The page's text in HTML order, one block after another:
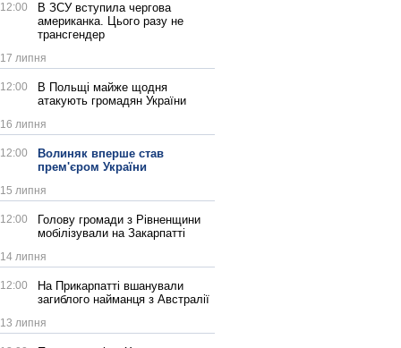
12:00
В ЗСУ вступила чергова
американка. Цього разу не
трансгендер
17 липня
12:00
В Польщі майже щодня
атакують громадян України
16 липня
12:00
Волиняк вперше став
прем'єром України
15 липня
12:00
Голову громади з Рівненщини
мобілізували на Закарпатті
14 липня
12:00
На Прикарпатті вшанували
загиблого найманця з Австралії
13 липня